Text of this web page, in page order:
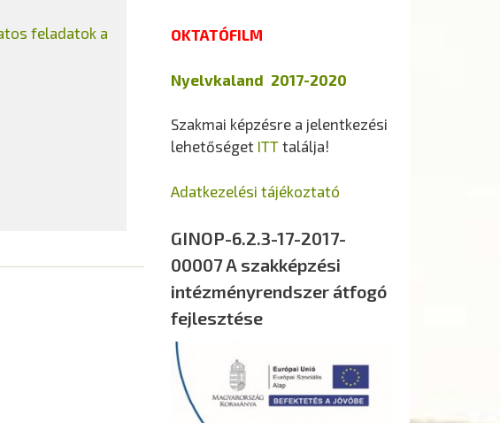
feladatok a
OKTATÓFILM
Nyelvkaland 2017-2020
Szakmai képzésre a jelentkezési
lehetőséget ITT találja!
Adatkezelési tájékoztató
GINOP-6.2.3-17-2017-
00007 A szakképzési
intézményrendszer átfogó
fejlesztése